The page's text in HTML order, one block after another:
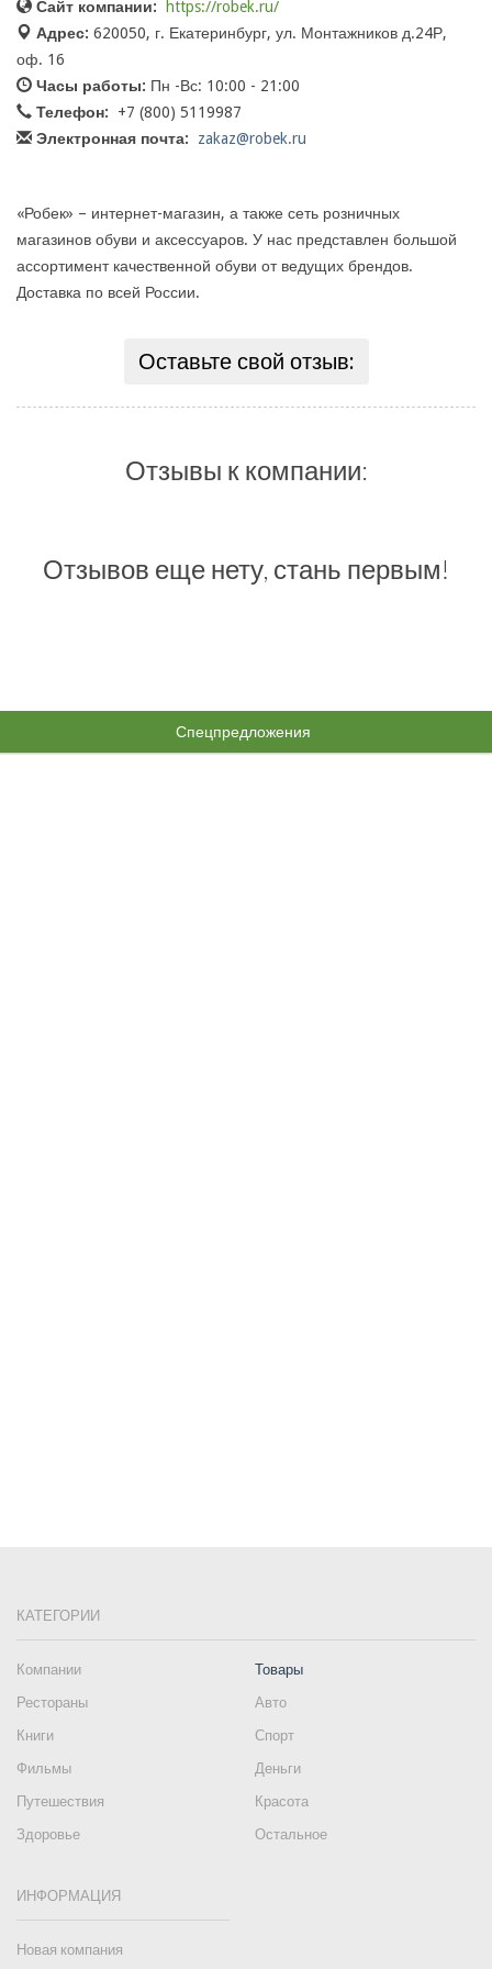
Сайт компании:
https://robek.ru/
Адрес: 620050, г. Екатеринбург, ул. Монтажников д.24Р,
оф. 16
Часы работы: Пн -Вс: 10:00 - 21:00
Телефон:
+7 (800) 5119987
Электронная почта:
zakaz@robek.ru
«Робек» – интернет-магазин, а также сеть розничных
магазинов обуви и аксессуаров. У нас представлен большой
ассортимент качественной обуви от ведущих брендов.
Доставка по всей России.
Оставьте свой отзыв:
Отзывы к компании:
Отзывов еще нету, стань первым!
Спецпредложения
КАТЕГОРИИ
Компании
Товары
Рестораны
Авто
Книги
Спорт
Фильмы
Деньги
Путешествия
Красота
Здоровье
Остальное
ИНФОРМАЦИЯ
Новая компания